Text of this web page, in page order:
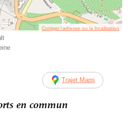
Corriger l’adresse ou la localisation
Trajet Maps
en commun